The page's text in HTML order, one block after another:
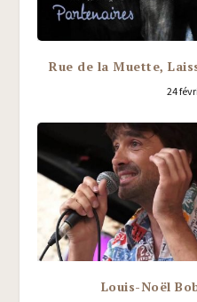
Rue de la Muette,
24
Louis-Noël